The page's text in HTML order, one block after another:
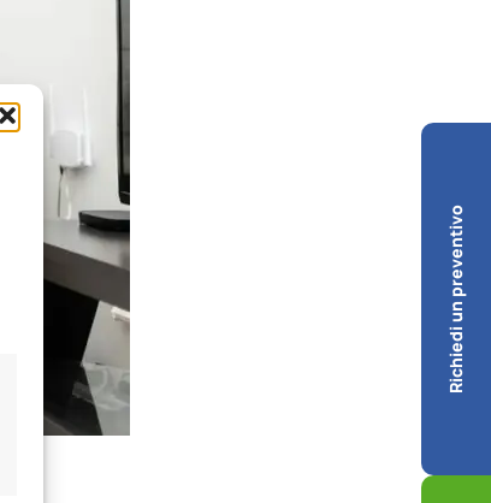
Richiedi un preventivo